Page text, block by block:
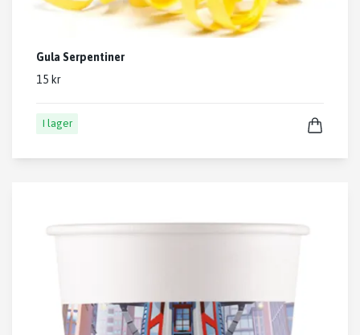
Gula Serpentiner
15 kr
I lager